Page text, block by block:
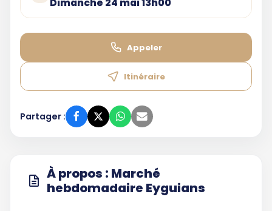
Dimanche 24 mai 13h00
Appeler
Itinéraire
Partager :
À propos : Marché
hebdomadaire Eyguians